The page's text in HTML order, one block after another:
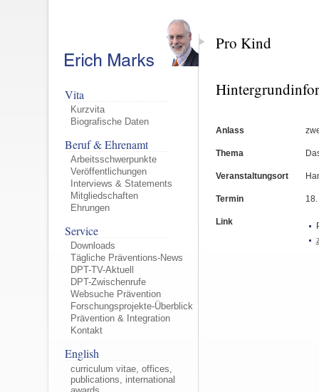
Vita
Kurzvita
Biografische Daten
Beruf & Ehrenamt
Arbeitsschwerpunkte
Veröffentlichungen
Interviews & Statements
Mitgliedschaften
Ehrungen
Service
Downloads
Tägliche Präventions-News
DPT-TV-Aktuell
DPT-Zwischenrufe
Websuche Prävention
Forschungsprojekte-Überblick
Prävention & Integration
Kontakt
English
curriculum vitae, offices,
publications, international
awards
Pro Kind
Anlass
Thema
Veranstaltungsort
Termin
Link